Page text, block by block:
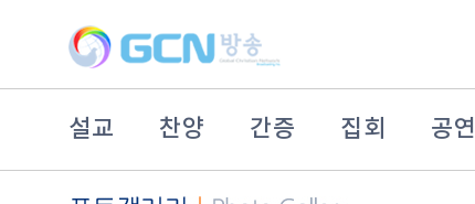
설교 찬양 간증 집회 공연